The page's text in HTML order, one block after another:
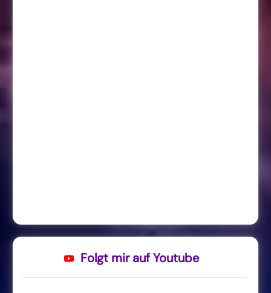
Folgt mir auf Youtube